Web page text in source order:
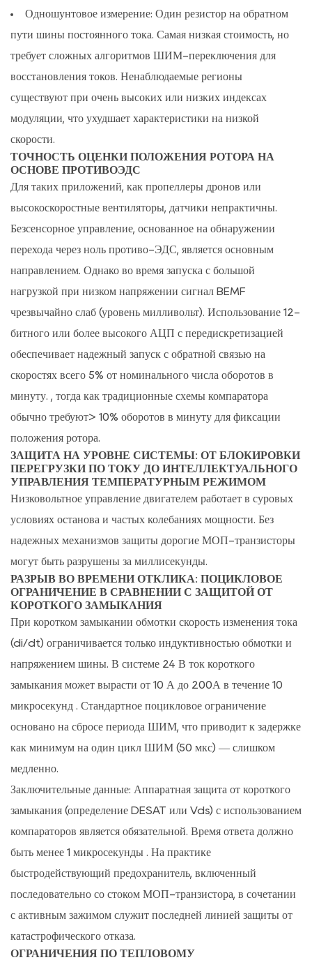
Одношунтовое измерение: Один резистор на обратном
пути шины постоянного тока. Самая низкая стоимость, но
требует сложных алгоритмов ШИМ-переключения для
восстановления токов. Ненаблюдаемые регионы
существуют при очень высоких или низких индексах
модуляции, что ухудшает характеристики на низкой
скорости.
ТОЧНОСТЬ ОЦЕНКИ ПОЛОЖЕНИЯ РОТОРА НА
ОСНОВЕ ПРОТИВОЭДС
Для таких приложений, как пропеллеры дронов или
высокоскоростные вентиляторы, датчики непрактичны.
Безсенсорное управление, основанное на обнаружении
перехода через ноль противо-ЭДС, является основным
направлением. Однако во время запуска с большой
нагрузкой при низком напряжении сигнал BEMF
чрезвычайно слаб (уровень милливольт). Использование 12-
битного или более высокого АЦП с передискретизацией
обеспечивает надежный запуск с обратной связью на
скоростях всего 5% от номинального числа оборотов в
минуту. , тогда как традиционные схемы компаратора
обычно требуют> 10% оборотов в минуту для фиксации
положения ротора.
ЗАЩИТА НА УРОВНЕ СИСТЕМЫ: ОТ БЛОКИРОВКИ
ПЕРЕГРУЗКИ ПО ТОКУ ДО ИНТЕЛЛЕКТУАЛЬНОГО
УПРАВЛЕНИЯ ТЕМПЕРАТУРНЫМ РЕЖИМОМ
Низковольтное управление двигателем работает в суровых
условиях останова и частых колебаниях мощности. Без
надежных механизмов защиты дорогие МОП-транзисторы
могут быть разрушены за миллисекунды.
РАЗРЫВ ВО ВРЕМЕНИ ОТКЛИКА: ПОЦИКЛОВОЕ
ОГРАНИЧЕНИЕ В СРАВНЕНИИ С ЗАЩИТОЙ ОТ
КОРОТКОГО ЗАМЫКАНИЯ
При коротком замыкании обмотки скорость изменения тока
(di/dt) ограничивается только индуктивностью обмотки и
напряжением шины. В системе 24 В ток короткого
замыкания может вырасти от 10 А до 200А в течение 10
микросекунд . Стандартное поцикловое ограничение
основано на сбросе периода ШИМ, что приводит к задержке
как минимум на один цикл ШИМ (50 мкс) — слишком
медленно.
Заключительные данные: Аппаратная защита от короткого
замыкания (определение DESAT или Vds) с использованием
компараторов является обязательной. Время ответа должно
быть менее 1 микросекунды . На практике
быстродействующий предохранитель, включенный
последовательно со стоком МОП-транзистора, в сочетании
с активным зажимом служит последней линией защиты от
катастрофического отказа.
ОГРАНИЧЕНИЯ ПО ТЕПЛОВОМУ